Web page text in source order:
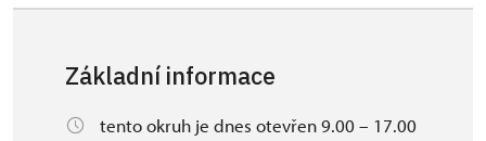
Základní informace
tento okruh je dnes otevřen 9.00 – 17.00